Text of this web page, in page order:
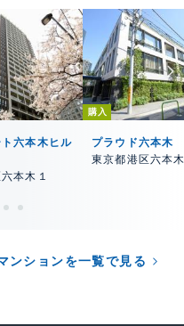
六本木ヒル
本木１
購入
プラウド六本木
東京都港区六本
ンションを一覧で見る